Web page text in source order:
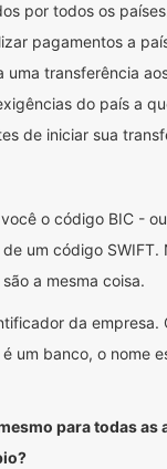
por todos os
pagamentos a
uma transferência
do país a
de iniciar sua
o código BIC -
um código SWIFT.
a mesma coisa.
da empresa.
um banco, o nome
para todas as